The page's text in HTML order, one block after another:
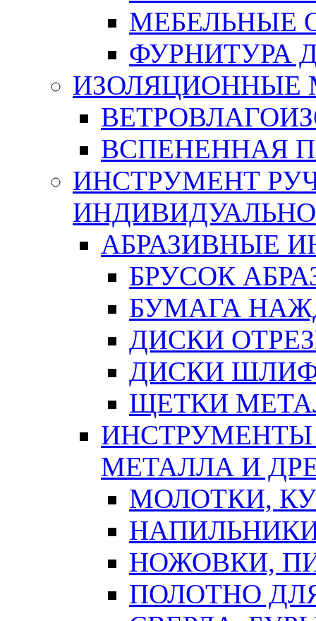
МЕБЕЛЬНЫЕ
ФУРНИТУРА
ИЗОЛЯЦИОННЫЕ
ВСПЕНЕННАЯ
ИНСТРУМЕНТ
АБРАЗИВНЫЕ
БРУСОК
БУМАГА
ДИСКИ
ДИСКИ
ЩЕТКИ
ИНСТРУМЕНТЫ
МЕТАЛЛА И
МОЛОТКИ,
НОЖОВКИ,
ПОЛОТНО